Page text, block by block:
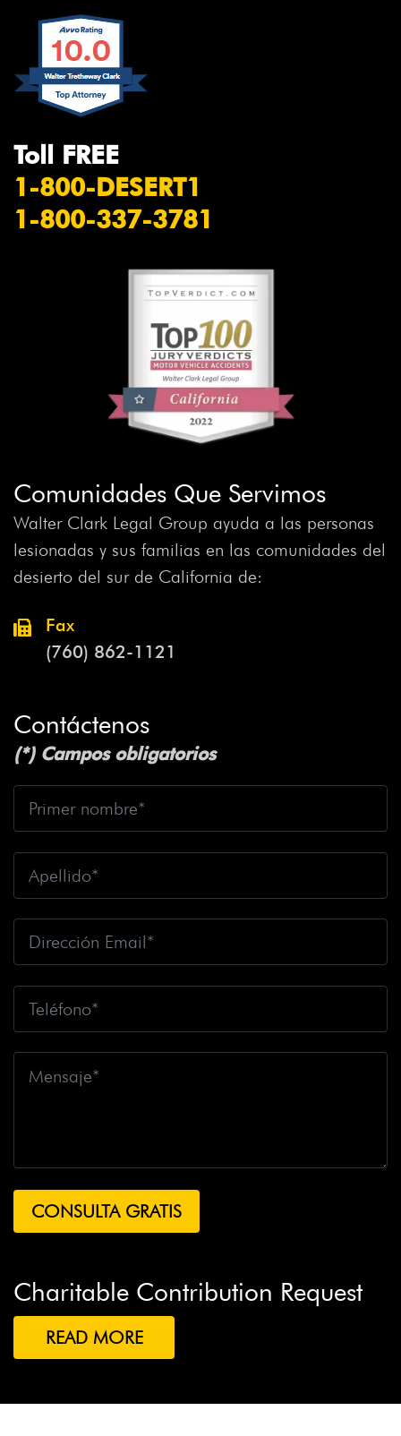
Toll FREE
1-800-DESERT1
1-800-337-3781
Comunidades Que Servimos
Walter Clark Legal Group ayuda a las personas
lesionadas y sus familias en las comunidades del
desierto del sur de California de:
Fax
(760) 862-1121
Contáctenos
(*) Campos obligatorios
Charitable Contribution Request
READ MORE